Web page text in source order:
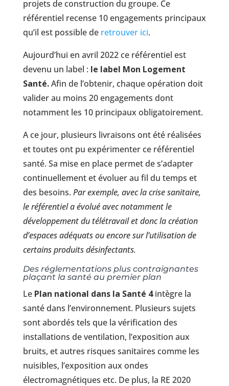
projets de construction du groupe. Ce
référentiel recense 10 engagements principaux
qu’il est possible de retrouver ici.
Aujourd’hui en avril 2022 ce référentiel est
devenu un label : le label Mon Logement
Santé.Afin de l’obtenir, chaque opération doit
valider au moins 20 engagements dont
notamment les 10 principaux obligatoirement.
A ce jour, plusieurs livraisons ont été réalisées
et toutes ont pu expérimenter ce référentiel
santé. Sa mise en place permet de s’adapter
continuellement et évoluer au fil du temps et
des besoins. Par exemple, avec la crise sanitaire,
le référentiel a évolué avec notamment le
développement du télétravail et donc la création
d’espaces adéquats ou encore sur l’utilisation de
certains produits désinfectants.
Des réglementations plus contraignantes
plaçant la santé au premier plan
Le Plan national dans la Santé 4intègre la
santé dans l’environnement. Plusieurs sujets
sont abordés tels que la vérification des
installations de ventilation, l’exposition aux
bruits, et autres risques sanitaires comme les
nuisibles, l’exposition aux ondes
électromagnétiques etc. De plus, la RE 2020